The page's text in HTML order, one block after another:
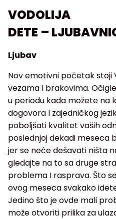
VODOLIJA
DETE –
Ljubav
Nov emotivni početak stoji
vezama I brakovima.
u periodu kada možete na
dogovora I zajedničkog
poboljšati kvalitet vaših
poslednjoj dekadi meseca
jer se neće dešavati ništa
gledajte na to sa druge
problema I rasprava. Što
ovog meseca svakako
Jedino što je ovde mali
može otvoriti prilika za